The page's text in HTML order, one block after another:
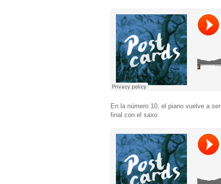
En la número 10, el piano vuelve a
final con el saxo